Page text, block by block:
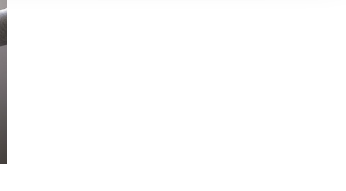
erforderlich zur Bereitstellung
sind. Diese Cookies setzen wir